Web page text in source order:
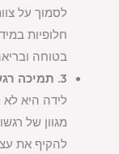
לסמוך על
חלופיות
בטוחה
3. תמיכה רגשית והתקשרות:
לידה היא לא
מגוון של
להקיף את